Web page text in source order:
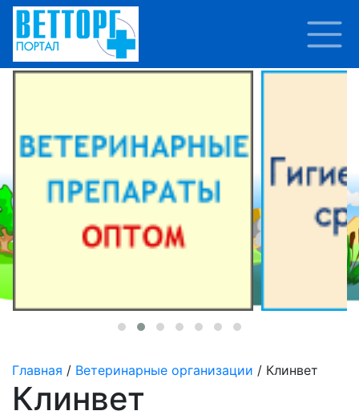
Главная / Ветеринарные организации / Клинвет
Клинвет